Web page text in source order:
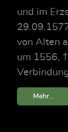
und im
von Alten
um 1556,
Mehr...